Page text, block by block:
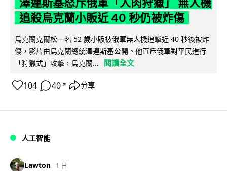
追殺烏克蘭小販近 40 秒仍被炸傷
烏克蘭克爾松一名 52 歲小販被俄軍無人機追擊近 40 秒後被炸
傷，影片由烏克蘭總統澤連斯基公開。他直斥俄軍對平民進行
「狩獵式」攻擊，烏克蘭...
閱讀全文
104 40 ↗ 分享
人工智能
Lawton 1 日